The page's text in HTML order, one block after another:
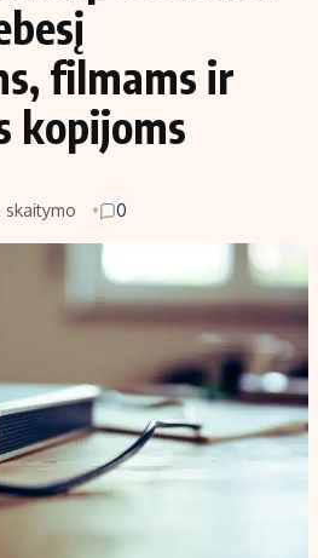
Titulinis
Nedarbo išmokos skaičiuoklė
Indėliai
Indėlių skaičiuoklė
Būsto finansai
Įdomios naujienos
filmams ir
kopijoms
skaitymo 0